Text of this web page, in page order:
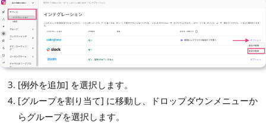
[例外を追加] を選択します。
[グループを割り当て] に移動し、ドロップダウンメニューか
らグループを選択します。